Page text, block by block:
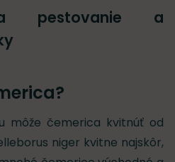
pestovanie a
môže čemerica kvitnúť od
niger kvitne najskôr,